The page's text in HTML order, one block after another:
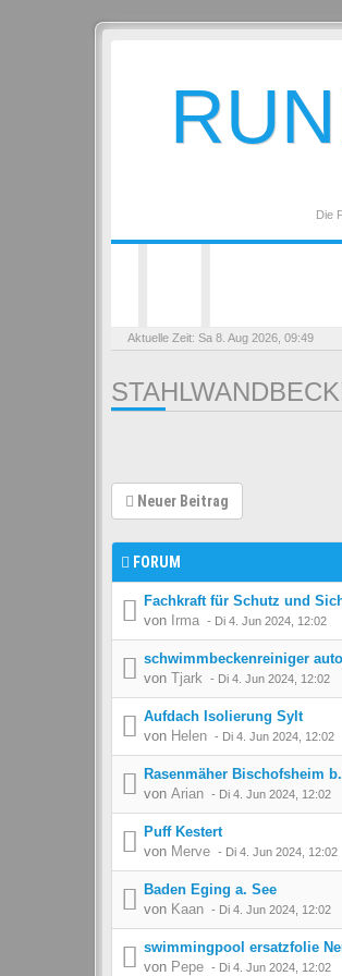
Die
Aktuelle Zeit: Sa 8. Aug 2026, 09:49
Neuer Beitrag
FORUM
Fachkraft für Schutz und
von Irma - Di 4. Jun 2024, 12:02
schwimmbeckenreiniger
von Tjark - Di 4. Jun 2024, 12:02
Aufdach Isolierung Sylt
von Helen - Di 4. Jun 2024, 12:02
Rasenmäher Bischofsheim
von Arian - Di 4. Jun 2024, 12:02
Puff Kestert
von Merve - Di 4. Jun 2024, 12:02
Baden Eging a. See
von Kaan - Di 4. Jun 2024, 12:02
swimmingpool ersatzfolie
von Pepe - Di 4. Jun 2024, 12:02